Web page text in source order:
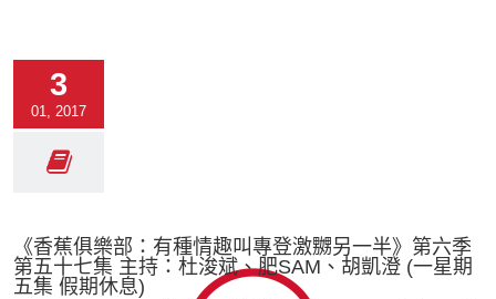
3
01, 2017
《香蕉俱樂部：有種情趣叫專登激嬲另一半》第六季
第五十七集 主持：杜浚斌、肥SAM、胡凱澄 (一星期
五集 假期休息)